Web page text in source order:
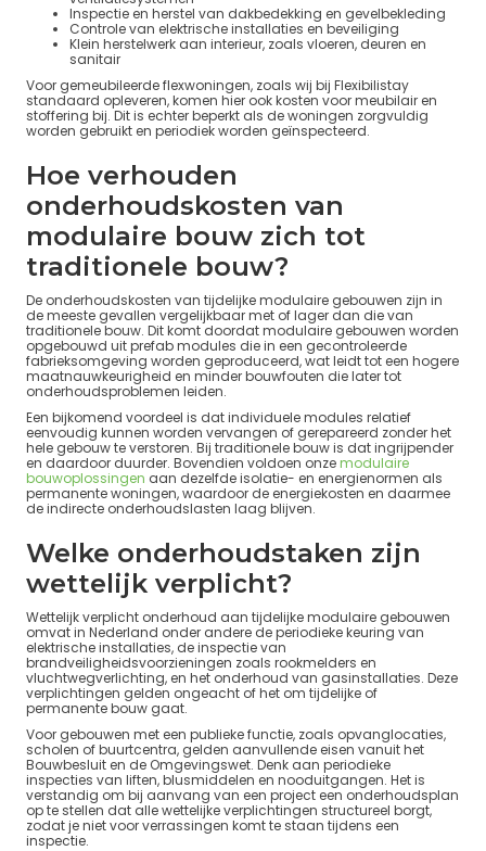
Inspectie en herstel van dakbedekking en gevelbekleding
Controle van elektrische installaties en beveiliging
Klein herstelwerk aan interieur, zoals vloeren, deuren en
sanitair
Voor gemeubileerde flexwoningen, zoals wij bij Flexibilistay
standaard opleveren, komen hier ook kosten voor meubilair en
stoffering bij. Dit is echter beperkt als de woningen zorgvuldig
worden gebruikt en periodiek worden geïnspecteerd.
Hoe verhouden
onderhoudskosten van
modulaire bouw zich tot
traditionele bouw?
De onderhoudskosten van tijdelijke modulaire gebouwen zijn in
de meeste gevallen vergelijkbaar met of lager dan die van
traditionele bouw. Dit komt doordat modulaire gebouwen worden
opgebouwd uit prefab modules die in een gecontroleerde
fabrieksomgeving worden geproduceerd, wat leidt tot een hogere
maatnauwkeurigheid en minder bouwfouten die later tot
onderhoudsproblemen leiden.
Een bijkomend voordeel is dat individuele modules relatief
eenvoudig kunnen worden vervangen of gerepareerd zonder het
hele gebouw te verstoren. Bij traditionele bouw is dat ingrijpender
en daardoor duurder. Bovendien voldoen onzemodulaire
bouwoplossingen aan dezelfde isolatie- en energienormen als
permanente woningen, waardoor de energiekosten en daarmee
de indirecte onderhoudslasten laag blijven.
Welke onderhoudstaken zijn
wettelijk verplicht?
Wettelijk verplicht onderhoud aan tijdelijke modulaire gebouwen
omvat in Nederland onder andere de periodieke keuring van
elektrische installaties, de inspectie van
brandveiligheidsvoorzieningen zoals rookmelders en
vluchtwegverlichting, en het onderhoud van gasinstallaties. Deze
verplichtingen gelden ongeacht of het om tijdelijke of
permanente bouw gaat.
Voor gebouwen met een publieke functie, zoals opvanglocaties,
scholen of buurtcentra, gelden aanvullende eisen vanuit het
Bouwbesluit en de Omgevingswet. Denk aan periodieke
inspecties van liften, blusmiddelen en nooduitgangen. Het is
verstandig om bij aanvang van een project een onderhoudsplan
op te stellen dat alle wettelijke verplichtingen structureel borgt,
zodat je niet voor verrassingen komt te staan tijdens een
inspectie.